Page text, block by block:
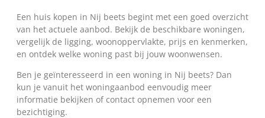
Een huis kopen in Nij beets begint met een goed overzicht
van het actuele aanbod. Bekijk de beschikbare woningen,
vergelijk de ligging, woonoppervlakte, prijs en kenmerken,
en ontdek welke woning past bij jouw woonwensen.
Ben je geïnteresseerd in een woning in Nij beets? Dan
kun je vanuit het woningaanbod eenvoudig meer
informatie bekijken of contact opnemen voor een
bezichtiging.